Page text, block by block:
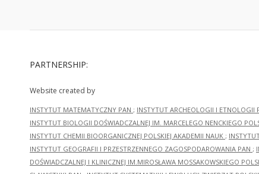
PARTNERSHIP:
Website created by
INSTYTUT MATEMATYCZNY PAN ; INSTYTUT ARCHEOLOGII I ETNOLOGII
INSTYTUT BIOLOGII DOŚWIADCZALNEJ IM. MARCELEGO NENCKIEGO
INSTYTUT CHEMII BIOORGANICZNEJ POLSKIEJ AKADEMII NAUK ;
INSTYTUT GEOGRAFII I PRZESTRZENNEGO ZAGOSPODAROWANIA PAN ;
DOŚWIADCZALNEJ I KLINICZNEJ IM.MIROSŁAWA MOSSAKOWSKIEGO